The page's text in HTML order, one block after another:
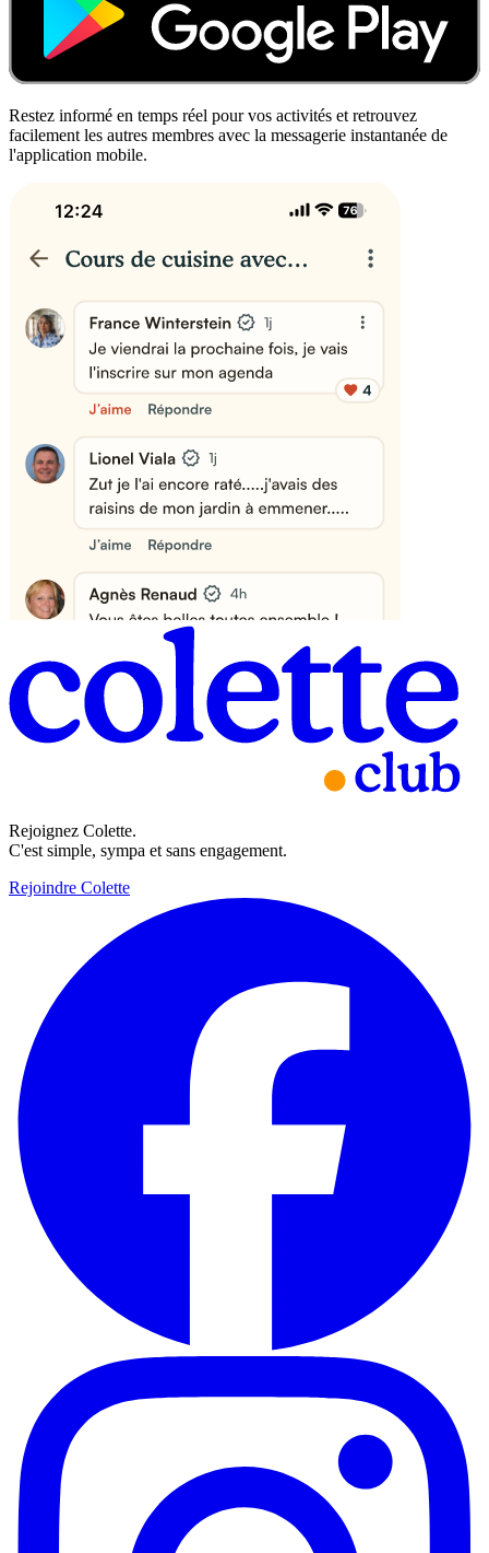
Restez informé en temps réel pour vos activités et retrouvez
facilement les autres membres avec la messagerie instantanée de
l'application mobile.
Rejoignez Colette.
C'est simple, sympa et sans engagement.
Rejoindre Colette